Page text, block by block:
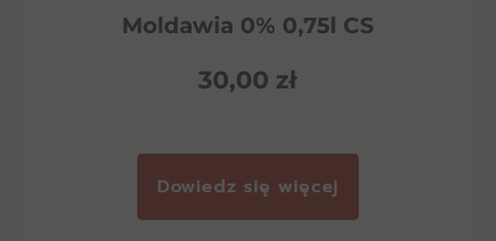
Moldawia 0% 0,75l CS
30,00 zł
Dowiedz się więcej